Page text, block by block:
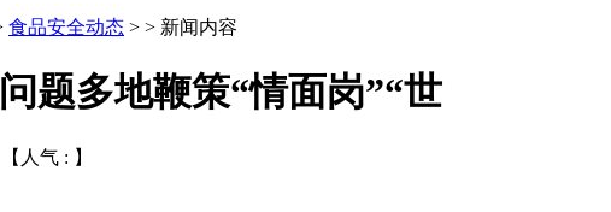
食品安全动态 > > 新闻内容
题多地鞭策“情面岗”“世
【人气 : 】